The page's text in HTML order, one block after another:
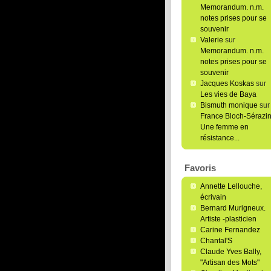
Memorandum. n.m.
notes prises pour se
souvenir
Valerie sur
Memorandum. n.m.
notes prises pour se
souvenir
Jacques Koskassur
Les vies de Baya
Bismuth monique sur
France Bloch-
Une femme en
résistance...
Favoris
Annette Lellouche,
écrivain
Bernard Murigneux.
Artiste -plasticien
Carine Fernandez
Chantal'S
Claude Yves Bally,
"Artisan des Mots"